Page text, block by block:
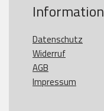
Information
Datenschutz
Widerruf
AGB
Impressum